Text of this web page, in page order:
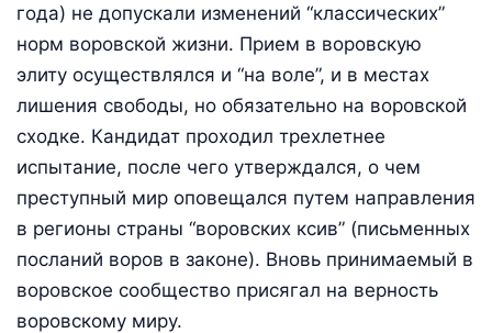
года) не допускали изменений “классических”
норм воровской жизни. Прием в воровскую
элиту осуществлялся и “на воле”, и в местах
лишения свободы, но обязательно на воровской
сходке. Кандидат проходил трехлетнее
испытание, после чего утверждался, о чем
преступный мир оповещался путем направления
в регионы страны “воровских ксив” (письменных
посланий воров в законе). Вновь принимаемый в
воровское сообщество присягал на верность
воровскому миру.